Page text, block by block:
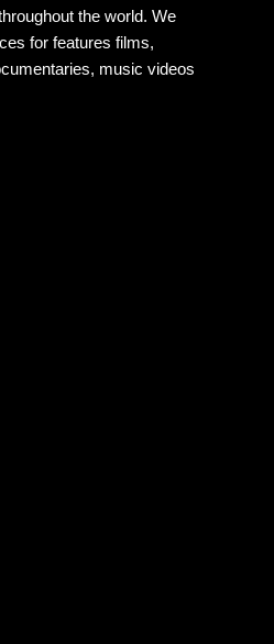
the world. We
for features films,
music videos